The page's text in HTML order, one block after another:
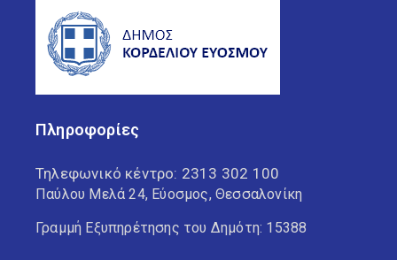
Πληροφορίες
Τηλεφωνικό κέντρο: 2313 302 100
Παύλου Μελά 24, Εύοσμος, Θεσσαλονίκη
Γραμμή Εξυπηρέτησης του Δημότη: 15388